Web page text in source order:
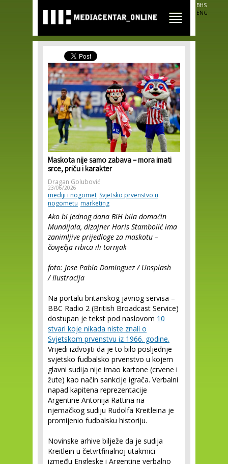
main
content
BHS
ENG
Maskota nije samo zabava – mora imati
srce, priču i karakter
Dragan Golubović
23/06/2026
mediji i nogomet Svjetsko prvenstvo u
nogometu marketing
Ako bi jednog dana BiH bila domaćin
Mundijala, dizajner Haris Stambolić ima
zanimljive prijedloge za maskotu –
čovječja ribica ili tornjak
foto: Jose Pablo Dominguez / Unsplash
/ Ilustracija
Na portalu britanskog javnog servisa –
BBC Radio 2 (British Broadcast Service)
dostupan je tekst pod naslovom 10
stvari koje nikada niste znali o
Svjetskom prvenstvu iz 1966. godine.
Vrijedi izdvojiti da je to bilo posljednje
svjetsko fudbalsko prvenstvo u kojem
glavni sudija nije imao kartone (crvene i
žute) kao način sankcije igrača. Verbalni
napad kapitena reprezentacije
Argentine Antonija Rattina na
njemačkog sudiju Rudolfa Kreitleina je
promijenio fudbalsku historiju.
Novinske arhive bilježe da je sudija
Kreitlein u četvrtfinalnoj utakmici
između Engleske i Argentine verbalno